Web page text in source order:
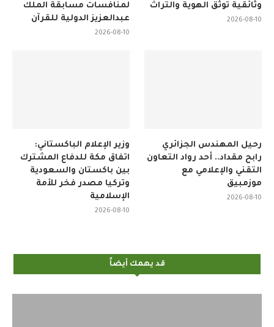
عبدالعزيز الدولية للقرآن
2026-08-10
2026-08-10
اتفاق مكة للدفاع المشترك
بين باكستان والسعودية
وتركيا مصدر فخر للأمة
الإسلامية
2026-08-10
رابح مقداد.. أحد رواد التعاون
التقني والإعلامي مع
موزمبيق
2026-08-10
قد يهمك أيضاً